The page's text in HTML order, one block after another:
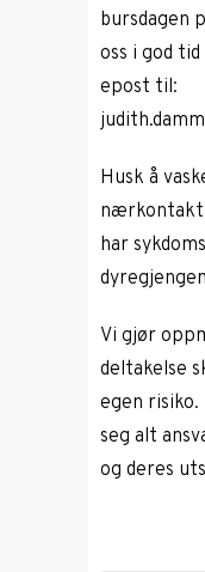
bursdagen
oss i god
epost til:
Husk å
nærkontakt
har
Vi gjør
deltakelse
egen
seg alt
og deres